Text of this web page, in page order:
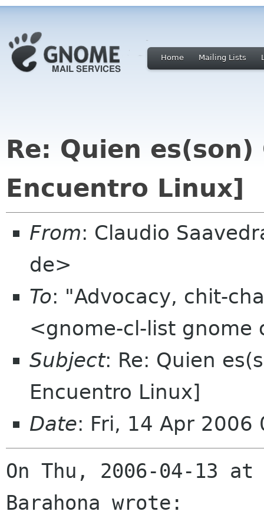
Home Mailing Lists
Re: Quien es(son)
Encuentro Linux]
From: Claudio
de>
To: "Advocacy, chit-
<gnome-cl-list gnome
Subject: Re: Quien
Encuentro Linux]
Date: Fri, 14 Apr
On Thu, 2006-04-13
Barahona wrote: